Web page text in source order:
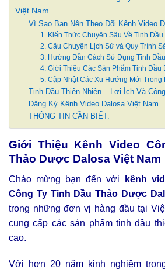
Việt Nam
Vì Sao Bạn Nên Theo Dõi Kênh Video
1. Kiến Thức Chuyên Sâu Về Tinh
2. Câu Chuyện Lịch Sử và Quy Trình
3. Hướng Dẫn Cách Sử Dụng Tinh
4. Giới Thiệu Các Sản Phẩm Tinh Dầu
5. Cập Nhật Các Xu Hướng Mới Trong
Tinh Dầu Thiên Nhiên – Lợi Ích Và
Đăng Ký Kênh Video Dalosa Việt Nam
THÔNG TIN CẦN BIẾT:
Giới Thiệu Kênh Video
Thảo Dược Dalosa Việt Nam
Chào mừng bạn đến với
kênh
Công Ty Tinh Dầu Thảo Dược
trong những đơn vị hàng đầu tại
cung cấp các sản phẩm tinh dầu
cao.
Với hơn 20 năm kinh nghiệm